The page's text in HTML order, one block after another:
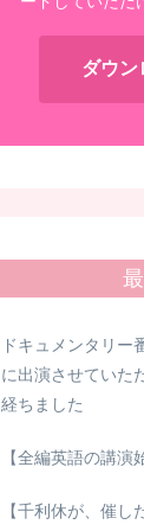
ダウン
ドキュメンタリー
に出演させていた
経ちました
【全編英語の講演
【千利休が、催